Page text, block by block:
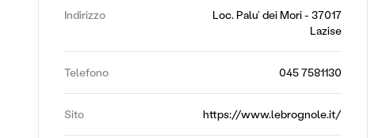
Indirizzo
Loc. Palu’ dei Mori - 37017
Lazise
Telefono 045 7581130
Sito https://www.lebrognole.it/